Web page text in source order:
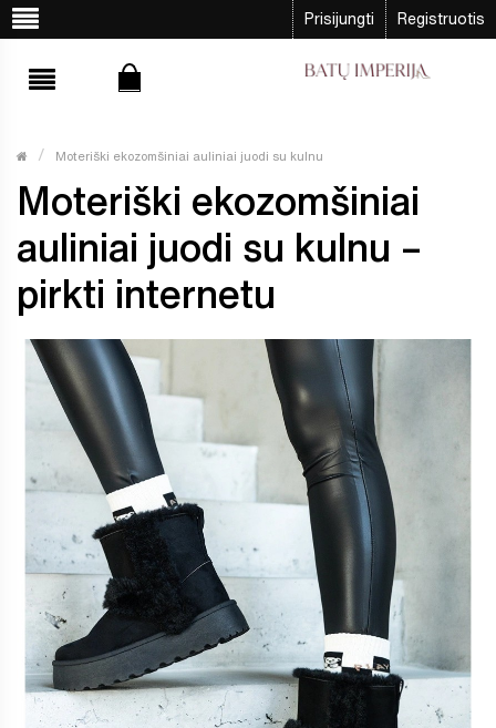
Prisijungti Registruotis
Moteriški ekozomšiniai auliniai juodi su kulnu
Moteriški ekozomšiniai
auliniai juodi su kulnu –
pirkti internetu